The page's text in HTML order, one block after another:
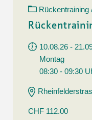
Rückentraining
10.08.26 -
Montag
08:30 - 09:30
CHF 112.00